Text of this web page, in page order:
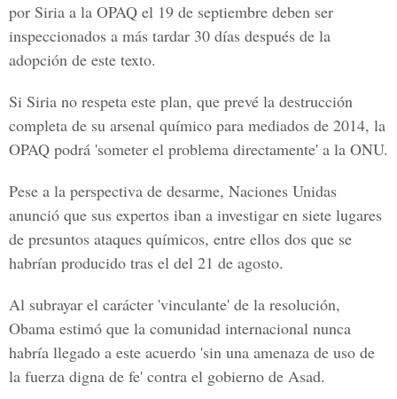
por Siria a la OPAQ el 19 de septiembre deben ser
inspeccionados a más tardar 30 días después de la
adopción de este texto.
Si Siria no respeta este plan, que prevé la destrucción
completa de su arsenal químico para mediados de 2014, la
OPAQ podrá 'someter el problema directamente' a la ONU.
Pese a la perspectiva de desarme, Naciones Unidas
anunció que sus expertos iban a investigar en siete lugares
de presuntos ataques químicos, entre ellos dos que se
habrían producido tras el del 21 de agosto.
Al subrayar el carácter 'vinculante' de la resolución,
Obama estimó que la comunidad internacional nunca
habría llegado a este acuerdo 'sin una amenaza de uso de
la fuerza digna de fe' contra el gobierno de Asad.